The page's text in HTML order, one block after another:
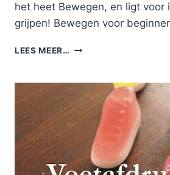
het heet Bewegen, en ligt voor
grijpen! Bewegen voor
LEES MEER… BEWEGEN
EEN
REVIEW